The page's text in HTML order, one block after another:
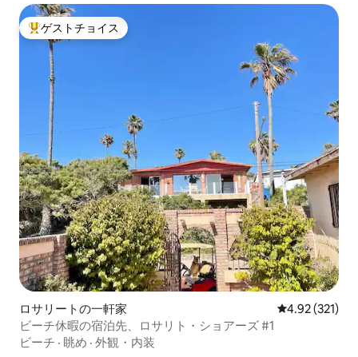
大好評のゲストチョイスです。
ゲストチョイス
ロサリートの一軒家 レビュー321
4.92 (321)
ビーチ休暇の宿泊先、ロサリト・ショアーズ #1
ビーチ · 眺め · 外観・内装